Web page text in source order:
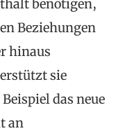
benötigen,
Beziehungen
hinaus
sie
das neue
an